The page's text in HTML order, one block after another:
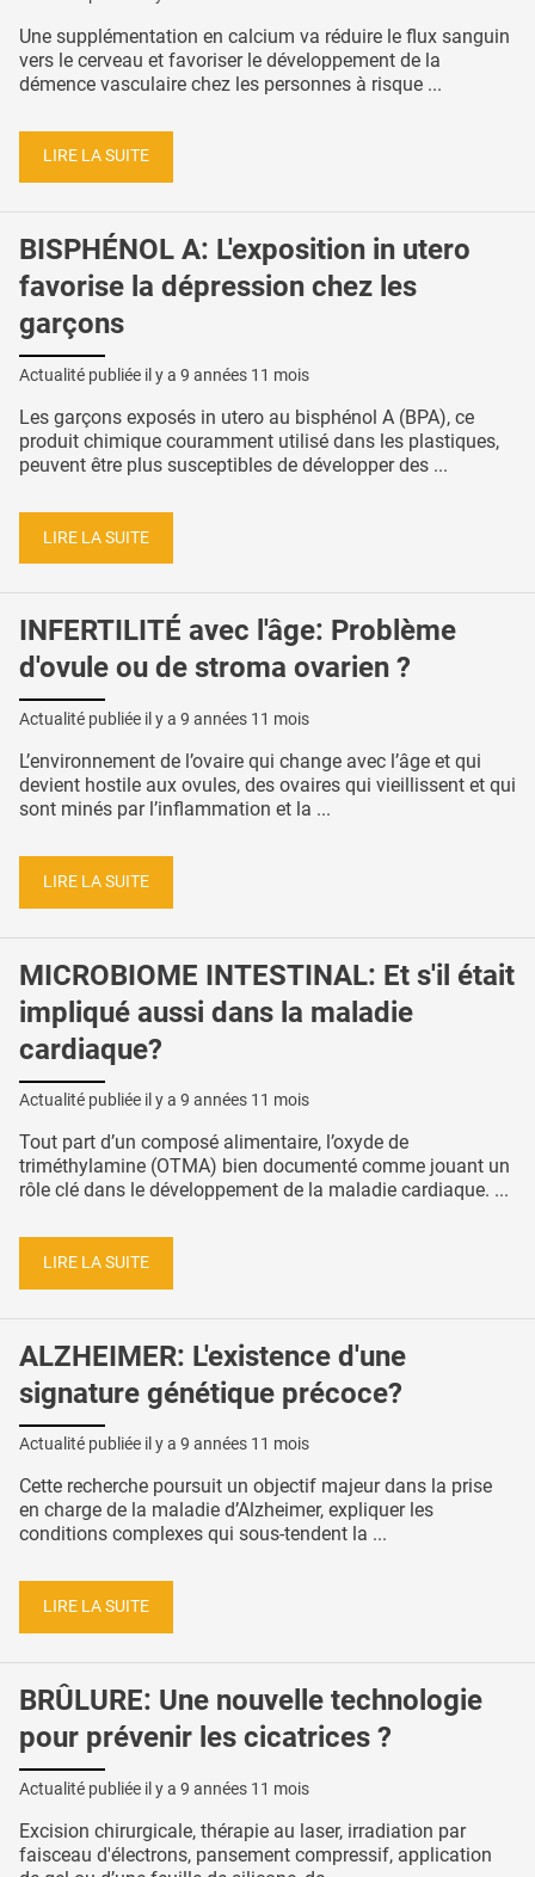
Une supplémentation en calcium va réduire le flux sanguin
vers le cerveau et favoriser le développement de la
démence vasculaire chez les personnes à risque ...
LIRE LA SUITE
BISPHÉNOL A: L'exposition in utero
favorise la dépression chez les
garçons
Actualité publiée il y a 9 années 11 mois
Les garçons exposés in utero au bisphénol A (BPA), ce
produit chimique couramment utilisé dans les plastiques,
peuvent être plus susceptibles de développer des ...
LIRE LA SUITE
INFERTILITÉ avec l'âge: Problème
d'ovule ou de stroma ovarien ?
Actualité publiée il y a 9 années 11 mois
L’environnement de l’ovaire qui change avec l’âge et qui
devient hostile aux ovules, des ovaires qui vieillissent et qui
sont minés par l’inflammation et la ...
LIRE LA SUITE
MICROBIOME INTESTINAL: Et s'il était
impliqué aussi dans la maladie
cardiaque?
Actualité publiée il y a 9 années 11 mois
Tout part d’un composé alimentaire, l’oxyde de
triméthylamine (OTMA) bien documenté comme jouant un
rôle clé dans le développement de la maladie cardiaque. ...
LIRE LA SUITE
ALZHEIMER: L'existence d'une
signature génétique précoce?
Actualité publiée il y a 9 années 11 mois
Cette recherche poursuit un objectif majeur dans la prise
en charge de la maladie d’Alzheimer, expliquer les
conditions complexes qui sous-tendent la ...
LIRE LA SUITE
BRÛLURE: Une nouvelle technologie
pour prévenir les cicatrices ?
Actualité publiée il y a 9 années 11 mois
Excision chirurgicale, thérapie au laser, irradiation par
faisceau d'électrons, pansement compressif, application